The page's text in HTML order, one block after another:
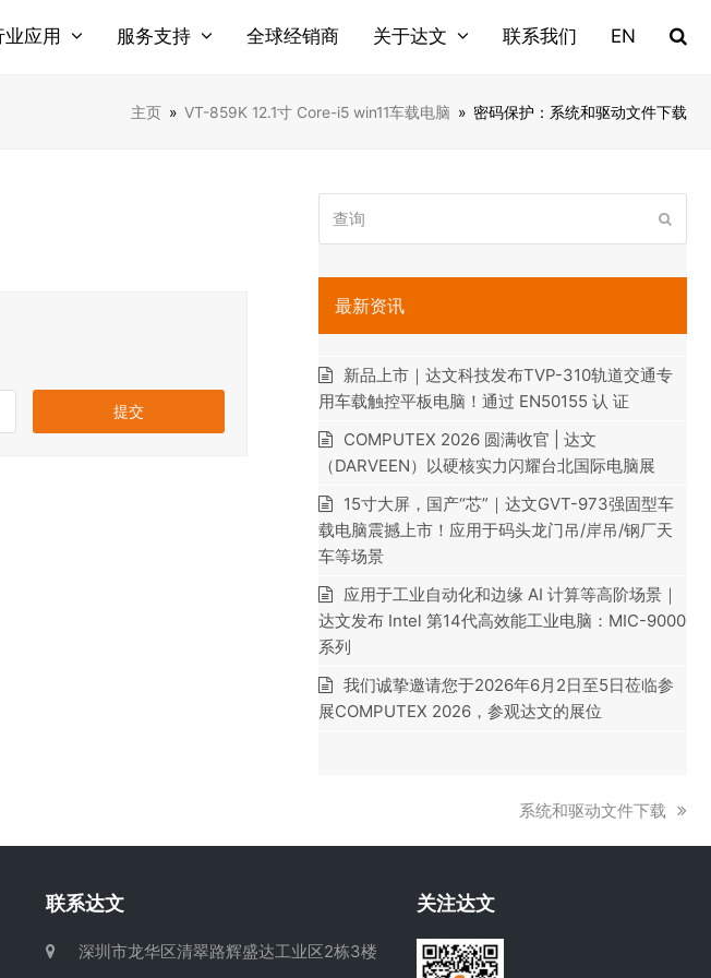
业应用 服务支持 全球经销商 关于达文 联系我们 EN
主页 » VT-859K 12.1寸 Core-i5 win11车载电脑 » 密码保护：系统和驱动文件下载
询
最新资讯
新品上市｜达文科技发布TVP-310轨道交通专
用车载触控平板电脑！通过 EN50155 认 证
COMPUTEX 2026 圆满收官 | 达文
（DARVEEN）以硬核实力闪耀台北国际电脑展
15寸大屏，国产“芯”｜达文GVT-973强固型车
载电脑震撼上市！应用于码头龙门吊/岸吊/钢厂天
车等场景
应用于工业自动化和边缘 AI 计算等高阶场景｜
达文发布 Intel 第14代高效能工业电脑：MIC-9000
系列
我们诚挚邀请您于2026年6月2日至5日莅临参
展COMPUTEX 2026，参观达文的展位
下
系统和驱动文件下载
联系达文
深圳市龙华区清翠路辉盛达工业区2栋3楼
关注达文